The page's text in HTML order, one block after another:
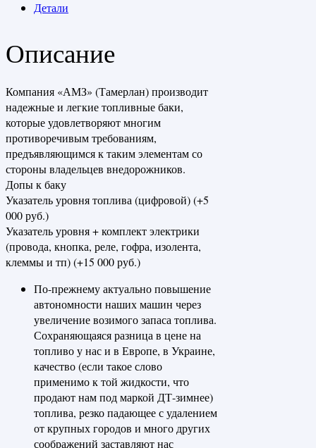
Детали
Описание
Компания «АМЗ» (Тамерлан) производит
надежные и легкие топливные баки,
которые удовлетворяют многим
противоречивым требованиям,
предъявляющимся к таким элементам со
стороны владельцев внедорожников.
Допы к баку
Указатель уровня топлива (цифровой) (+5
000 руб.)
Указатель уровня + комплект электрики
(провода, кнопка, реле, гофра, изолента,
клеммы и тп) (+15 000 руб.)
По-прежнему актуально повышение
автономности наших машин через
увеличение возимого запаса топлива.
Сохраняющаяся разница в цене на
топливо у нас и в Европе, в Украине,
качество (если такое слово
применимо к той жидкости, что
продают нам под маркой ДТ-зимнее)
топлива, резко падающее с удалением
от крупных городов и много других
соображений заставляют нас